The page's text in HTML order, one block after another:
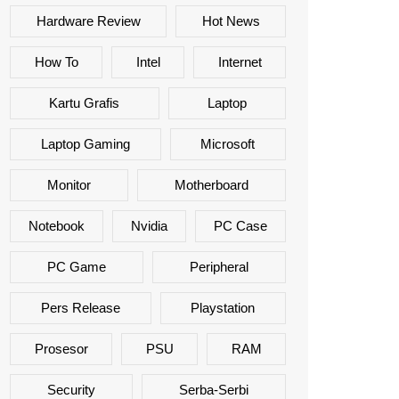
Hardware Review Hot News
How To Intel Internet
Kartu Grafis Laptop
Laptop Gaming Microsoft
Monitor Motherboard
Notebook Nvidia PC Case
PC Game Peripheral
Pers Release Playstation
Prosesor PSU RAM
Security Serba-Serbi